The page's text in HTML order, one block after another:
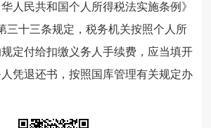
民共和国个人所得税法实施条例》
三十三条规定，税务机关按照个人所
定付给扣缴义务人手续费，应当填开
凭退还书，按照国库管理有关规定办